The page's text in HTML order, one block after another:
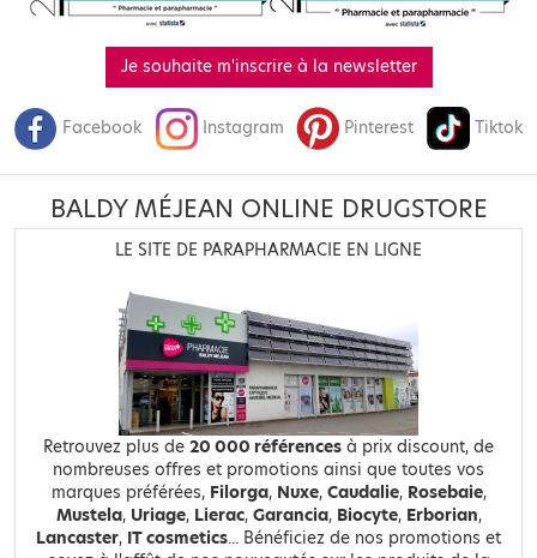
Je souhaite m'inscrire à la newsletter
Facebook Instagram Pinterest Tiktok
BALDY MÉJEAN ONLINE DRUGSTORE
LE SITE DE PARAPHARMACIE EN LIGNE
Retrouvez plus de 20 000 références à prix discount, de
nombreuses offres et promotions ainsi que toutes vos
marques préférées, Filorga, Nuxe, Caudalie, Rosebaie,
Mustela, Uriage, Lierac, Garancia, Biocyte, Erborian,
Lancaster, IT cosmetics... Bénéficiez de nos promotions et